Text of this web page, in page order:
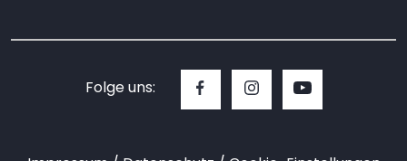
Folge uns: